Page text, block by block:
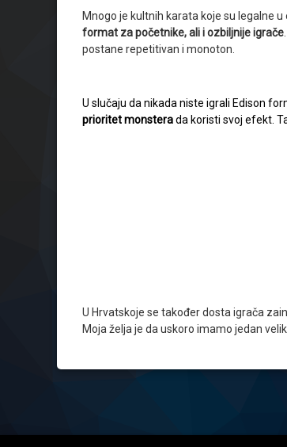
Mnogo je kultnih karata koje su legalne
format za početnike, ali i ozbiljnije igrače
postane repetitivan i monoton.
U slučaju da nikada niste igrali Edison
prioritet monsterada koristi svoj efekt.
U Hrvatskoje se također dosta igrača
Moja želja je da uskoro imamo jedan